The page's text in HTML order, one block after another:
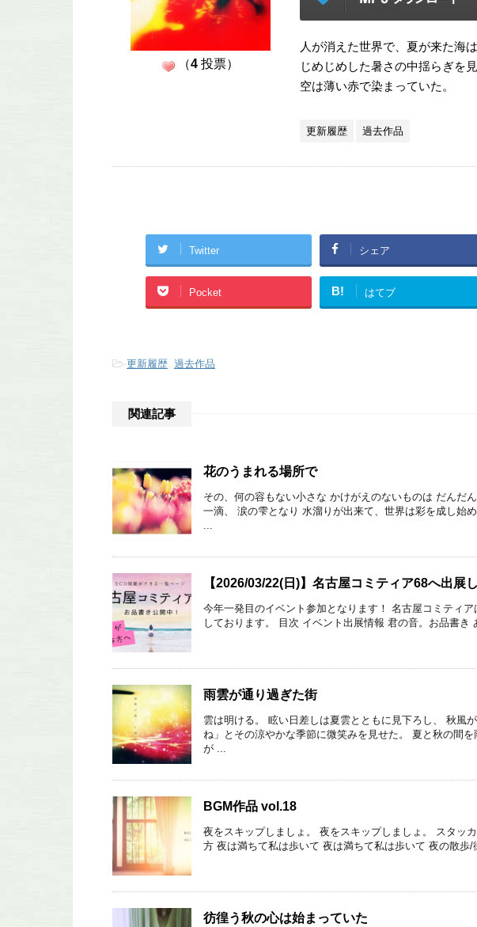
（4投票）
人が消えた世界で、夏が来た海は
じめじめした暑さの中揺らぎを見
空は薄い赤で染まっていた。
更新履歴 過去作品
Twitter シェア
Pocket B! はてブ
-更新履歴, 過去作品
関連記事
花のうまれる場所で
その、何の容もない小さな かけがえのないものは だんだ
一滴、 涙の雫となり 水溜りが出来て、世界は彩を成し始
...
【2026/03/22(日)】名古屋コミティア68へ出展
今年一発目のイベント参加となります！ 名古屋コミティ
しております。 目次 イベント出展情報 君の音。お品書き
雨雲が通り過ぎた街
雲は明ける。 眩い日差しは夏雲とともに見下ろし、 秋風
ね」とその涼やかな季節に微笑みを見せた。 夏と秋の間
が ...
BGM作品 vol.18
夜をスキップしましょ。 夜をスキップしましょ。 スタッ
方 夜は満ちて私は歩いて 夜は満ちて私は歩いて 夜の散歩
彷徨う秋の心は始まっていた